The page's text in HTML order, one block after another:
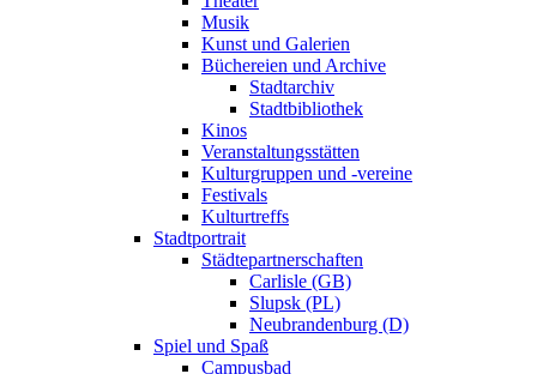
Musik
Kunst und Galerien
Büchereien und Archive
Stadtarchiv
Stadtbibliothek
Kinos
Veranstaltungsstätten
Kulturgruppen und -vereine
Festivals
Kulturtreffs
Stadtportrait
Städtepartnerschaften
Carlisle (GB)
Slupsk (PL)
Neubrandenburg (D)
Spiel und Spaß
Campusbad